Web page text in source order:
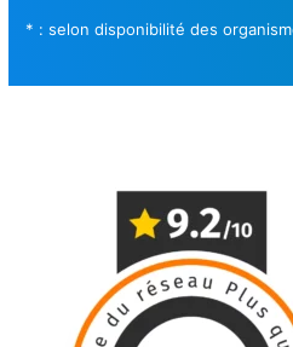
* : selon disponibilité des